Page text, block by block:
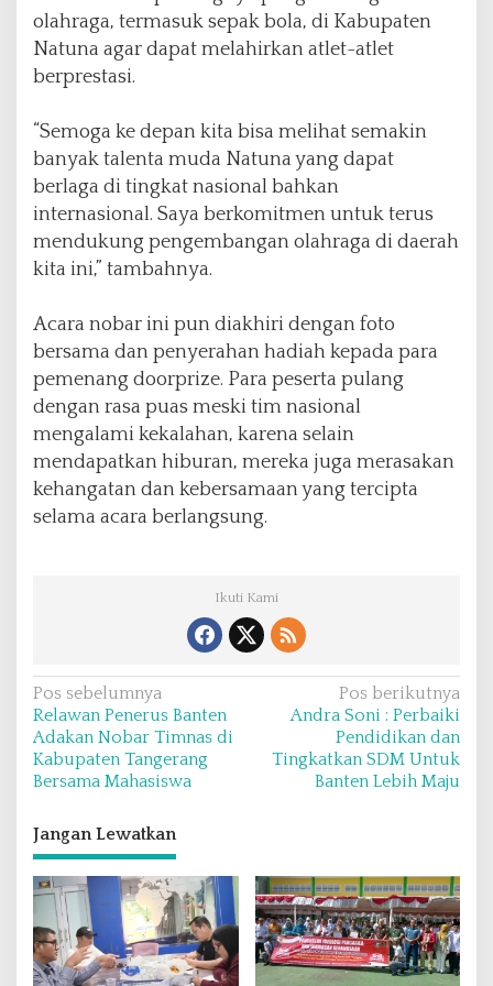
olahraga, termasuk sepak bola, di Kabupaten
Natuna agar dapat melahirkan atlet-atlet
berprestasi.
“Semoga ke depan kita bisa melihat semakin
banyak talenta muda Natuna yang dapat
berlaga di tingkat nasional bahkan
internasional. Saya berkomitmen untuk terus
mendukung pengembangan olahraga di daerah
kita ini,” tambahnya.
Acara nobar ini pun diakhiri dengan foto
bersama dan penyerahan hadiah kepada para
pemenang doorprize. Para peserta pulang
dengan rasa puas meski tim nasional
mengalami kekalahan, karena selain
mendapatkan hiburan, mereka juga merasakan
kehangatan dan kebersamaan yang tercipta
selama acara berlangsung.
Ikuti Kami
N
a
v
i
g
a
s
i
p
o
Pos sebelumnya
Relawan Penerus Banten
Adakan Nobar Timnas di
Kabupaten Tangerang
Bersama Mahasiswa
Pos berikutnya
Andra Soni : Perbaiki
Pendidikan dan
Tingkatkan SDM Untuk
Banten Lebih Maju
Jangan Lewatkan